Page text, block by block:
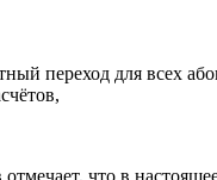
переход для всех
что в